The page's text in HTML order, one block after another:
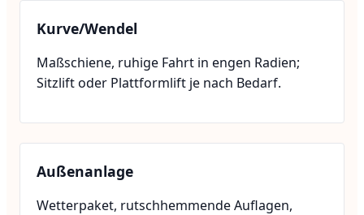
Kurve/Wendel
Maßschiene, ruhige Fahrt in engen Radien;
Sitzlift oder Plattformlift je nach Bedarf.
Außenanlage
Wetterpaket, rutschhemmende Auflagen,